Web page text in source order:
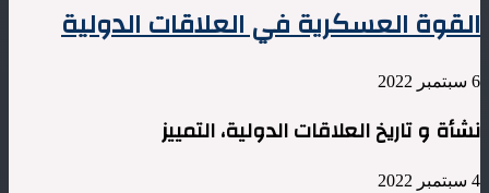
القوة العسكرية في العلاقات الدولية
6 سبتمبر 2022
نشأة و تاريخ العلاقات الدولية، التمييز
4 سبتمبر 2022